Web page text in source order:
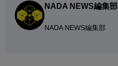
NADA NEWS編集部
NADA NEWS編集部